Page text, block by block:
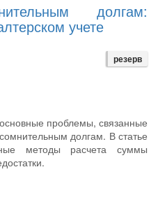
долгам:
учете
резерв
проблемы, связанные
долгам. В статье
методы расчета суммы